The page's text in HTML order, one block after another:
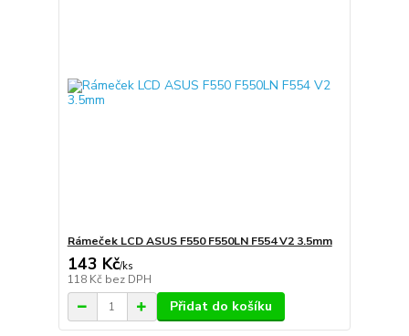
Rámeček LCD ASUS F550 F550LN F554 V2 3.5mm
143 Kč/ks
118 Kč bez DPH
Přidat do košíku